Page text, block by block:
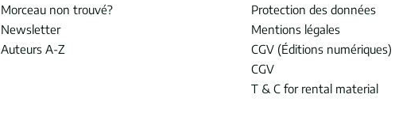
Morceau non trouvé?
Newsletter
Auteurs A-Z
Protection des données
Mentions légales
CGV (Éditions numériques)
CGV
T & C for rental material